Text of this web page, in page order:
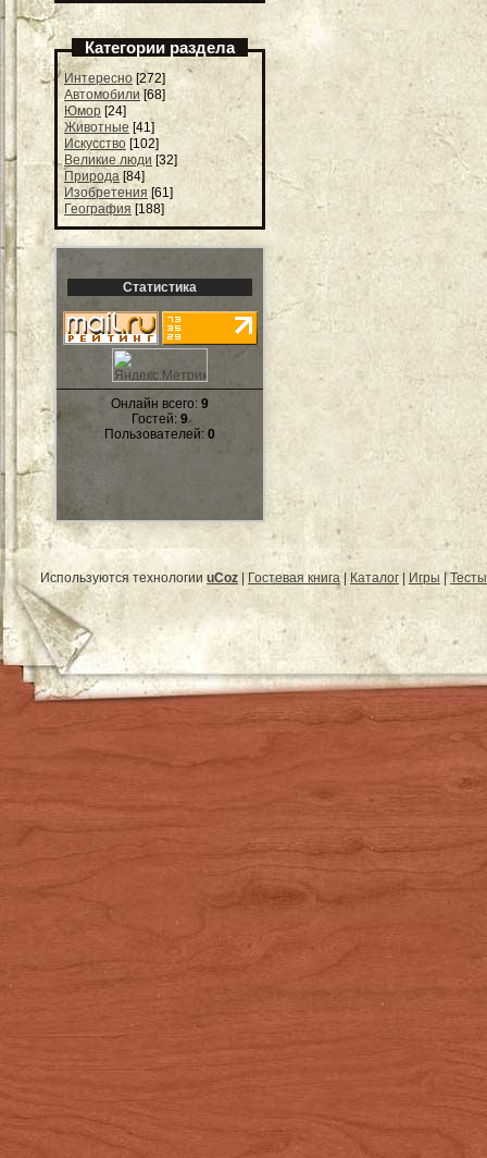
Категории раздела
Интересно [272]
Автомобили [68]
Юмор [24]
Животные [41]
Искусство [102]
Великие люди [32]
Природа [84]
Изобретения [61]
География [188]
Статистика
Онлайн всего: 9
Гостей: 9
Пользователей: 0
Используются технологии uCoz Гостевая книга| Каталог Игры |Тесты